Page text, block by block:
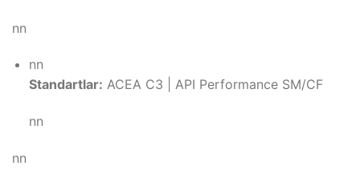
nn
nn
Standartlar: ACEA C3 | API Performance SM/CF
nn
nn